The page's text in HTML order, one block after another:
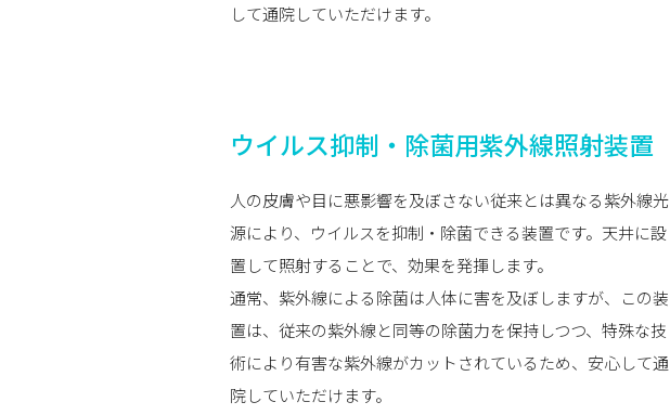
して通院していただけます。
ウイルス抑制・除菌用紫外線照射装置
人の皮膚や目に悪影響を及ぼさない従来とは異なる紫外線光
源により、ウイルスを抑制・除菌できる装置です。天井に設
置して照射することで、効果を発揮します。
通常、紫外線による除菌は人体に害を及ぼしますが、この装
置は、従来の紫外線と同等の除菌力を保持しつつ、特殊な技
術により有害な紫外線がカットされているため、安心して通
院していただけます。